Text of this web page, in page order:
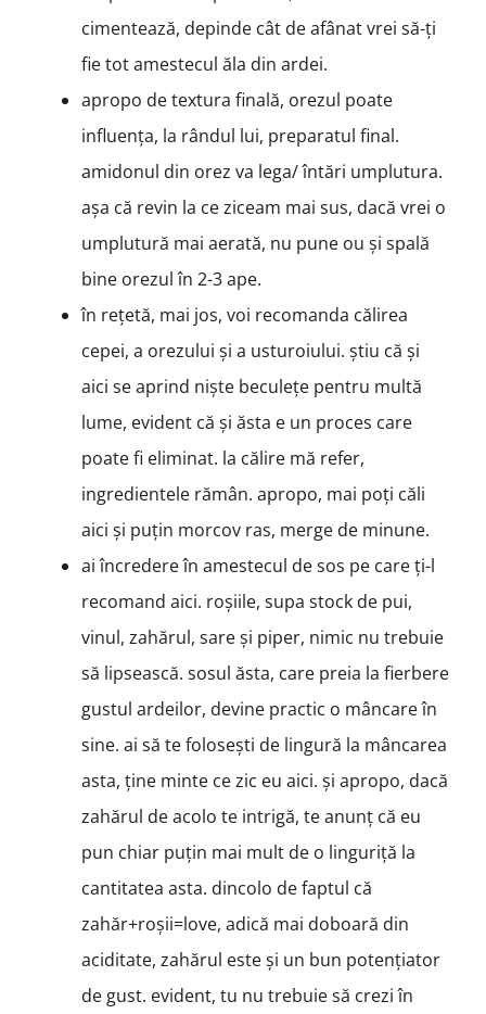
cimentează, depinde cât de afânat vrei să-ți
fie tot amestecul ăla din ardei.
apropo de textura finală, orezul poate
influența, la rândul lui, preparatul final.
amidonul din orez va lega/ întări umplutura.
așa că revin la ce ziceam mai sus, dacă vrei o
umplutură mai aerată, nu pune ou și spală
bine orezul în 2-3 ape.
în rețetă, mai jos, voi recomanda călirea
cepei, a orezului și a usturoiului. știu că și
aici se aprind niște beculețe pentru multă
lume, evident că și ăsta e un proces care
poate fi eliminat. la călire mă refer,
ingredientele rămân. apropo, mai poți căli
aici și puțin morcov ras, merge de minune.
ai încredere în amestecul de sos pe care ți-l
recomand aici. roșiile, supa stock de pui,
vinul, zahărul, sare și piper, nimic nu trebuie
să lipsească. sosul ăsta, care preia la fierbere
gustul ardeilor, devine practic o mâncare în
sine. ai să te folosești de lingură la mâncarea
asta, ține minte ce zic eu aici. și apropo, dacă
zahărul de acolo te intrigă, te anunț că eu
pun chiar puțin mai mult de o linguriță la
cantitatea asta. dincolo de faptul că
zahăr+roșii=love, adică mai doboară din
aciditate, zahărul este și un bun potențiator
de gust. evident, tu nu trebuie să crezi în